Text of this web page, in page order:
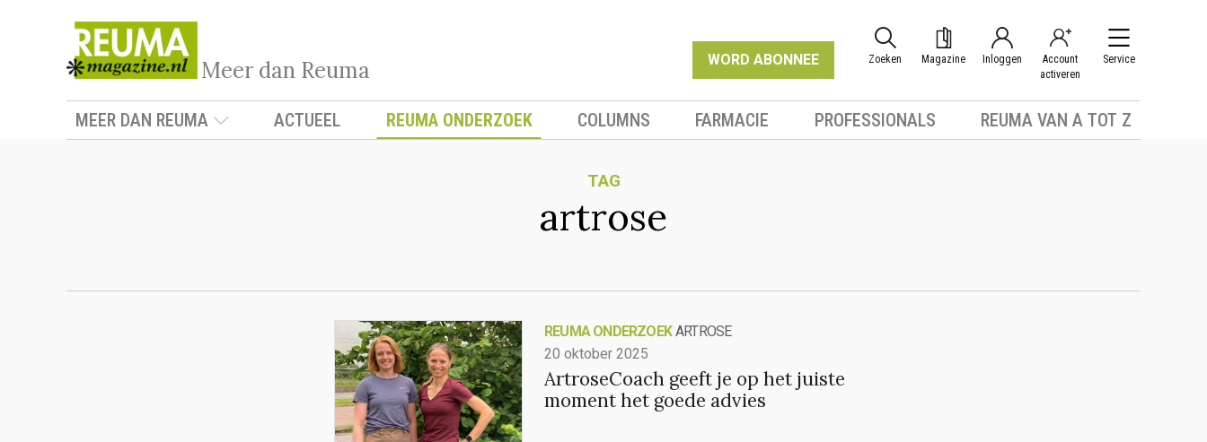
Meer dan Reuma WORD ABONNEE Zoeken Magazine Inloggen
Account
activeren
Service
MEER DAN REUMA ACTUEEL REUMA ONDERZOEK COLUMNS FARMACIE PROFESSIONALS REUMA VAN A TOT Z
TAG
artrose
REUMA ONDERZOEK ARTROSE
20 oktober 2025
ArtroseCoach geeft je op het juiste
moment het goede advies